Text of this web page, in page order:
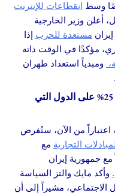
انقطاعات للإنترنت
أعلن وزير الخارجية
مستعدة للحرب إذا
مؤكدًا في الوقت ذاته
ومبدياً استعداد طهران
ترامب يفرض رسوماً جمركية بنسبة 25% على الدول التي
اعتباراً من الآن، ستُفرض
مع
مع جمهورية إيران
وأكد مايك والتز السياسة
مشيراً إلى أن